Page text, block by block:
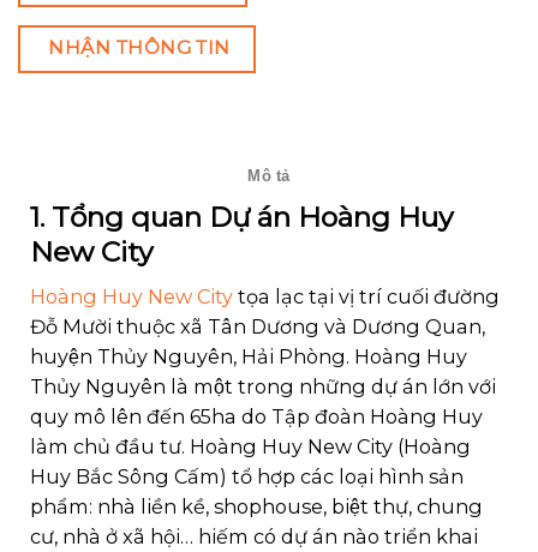
NHẬN THÔNG TIN
Mô tả
1. Tổng quan Dự án Hoàng Huy
New City
Hoàng Huy New Citytọa lạc tại vị trí cuối đường
Đỗ Mười thuộc xã Tân Dương và Dương Quan,
huyện Thủy Nguyên, Hải Phòng. Hoàng Huy
Thủy Nguyên là một trong những dự án lớn với
quy mô lên đến 65ha do Tập đoàn Hoàng Huy
làm chủ đầu tư. Hoàng Huy New City (Hoàng
Huy Bắc Sông Cấm) tổ hợp các loại hình sản
phẩm: nhà liền kề, shophouse, biệt thự, chung
cư, nhà ở xã hội… hiếm có dự án nào triển khai